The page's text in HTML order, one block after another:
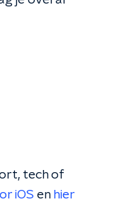
tech of
iOS en hier